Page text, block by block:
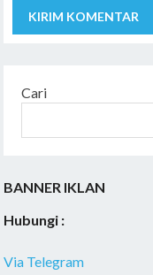
Cari
BANNER IKLAN
Hubungi :
Via Telegram